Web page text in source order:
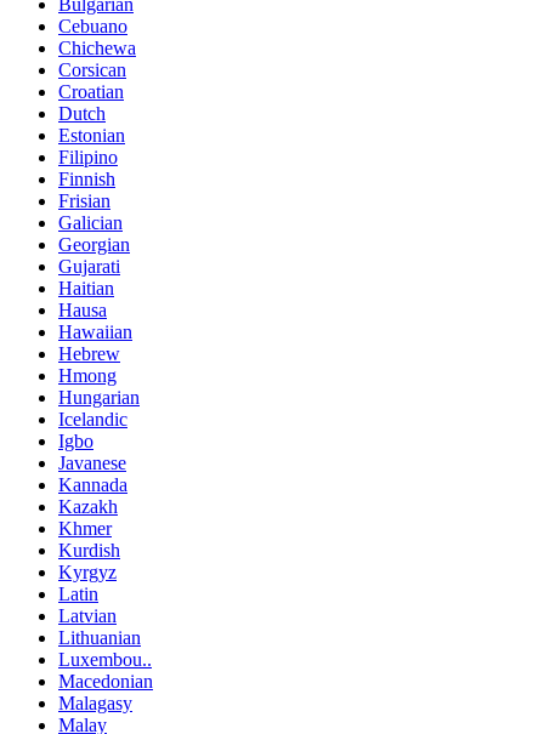
Bulgarian
Cebuano
Chichewa
Corsican
Croatian
Dutch
Estonian
Filipino
Finnish
Frisian
Galician
Georgian
Gujarati
Haitian
Hausa
Hawaiian
Hebrew
Hmong
Hungarian
Icelandic
Igbo
Javanese
Kannada
Kazakh
Khmer
Kurdish
Kyrgyz
Latin
Latvian
Lithuanian
Luxembou..
Macedonian
Malagasy
Malay